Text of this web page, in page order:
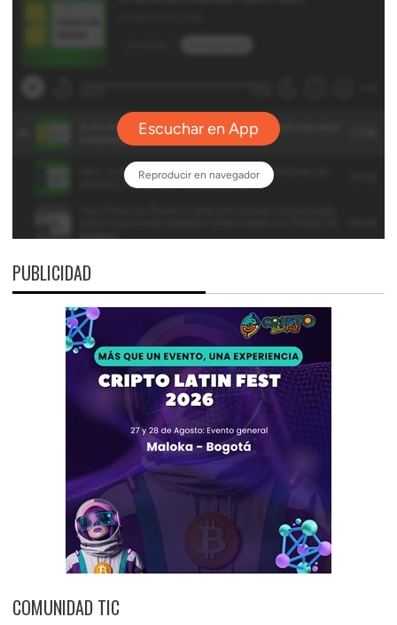
PUBLICIDAD
COMUNIDAD TIC